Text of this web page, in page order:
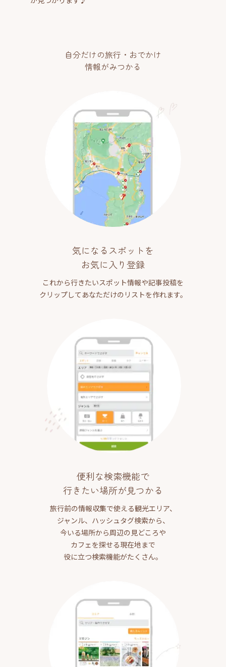
自分だけの旅行・おでかけ
情報がみつかる
気になるスポットを
お気に入り登録
これから行きたいスポット情報や記事投稿を
クリップしてあなただけのリストを作れます。
便利な検索機能で
行きたい場所が見つかる
旅行前の情報収集で使える観光エリア、
ジャンル、ハッシュタグ検索から、
今いる場所から周辺の見どころや
カフェを探せる現在地まで
役に立つ検索機能がたくさん。